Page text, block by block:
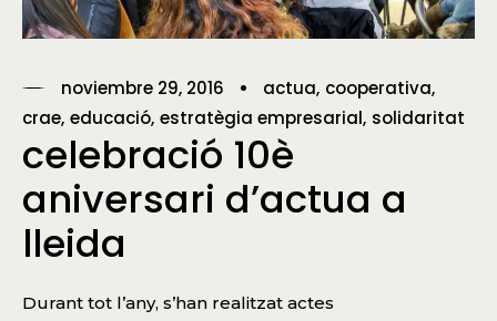
noviembre 29, 2016 actua cooperativa
crae educació estratègia empresarial solidaritat
celebració 10è
aniversari d’actua a
lleida
Durant tot l’any, s’han realitzat actes